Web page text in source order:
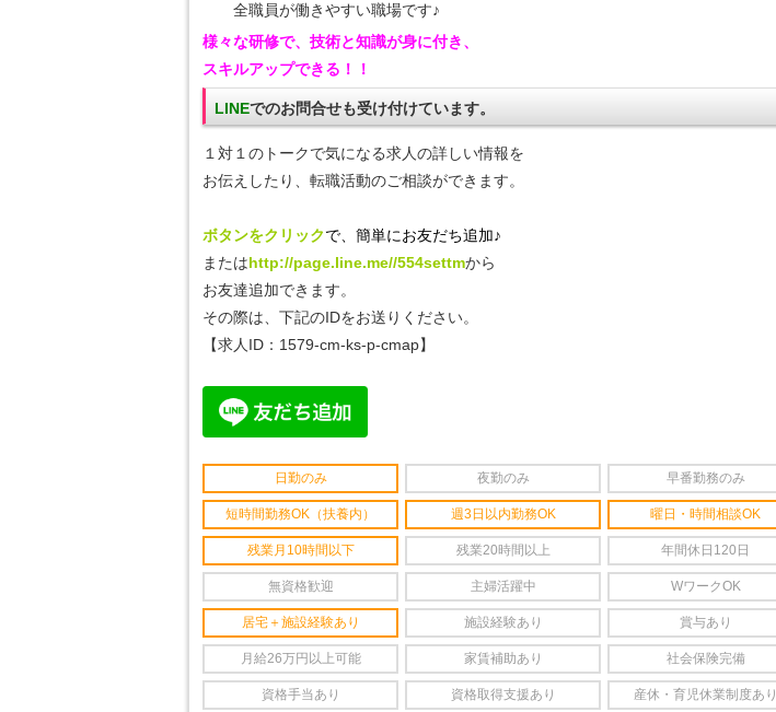
全職員が働きやすい職場です♪
様々な研修で、技術と知識が身に付き、
スキルアップできる！！
LINEでのお問合せも受け付けています。
１対１のトークで気になる求人の詳しい情報を
お伝えしたり、転職活動のご相談ができます。
ボタンをクリックで、簡単にお友だち追加♪
またはhttp://page.line.me//554settmから
お友達追加できます。
その際は、下記のIDをお送りください。
【求人ID：1579-cm-ks-p-cmap】
日勤のみ 夜勤のみ 早番勤務のみ
短時間勤務OK（扶養内） 週3日以内勤務OK 曜日・時間相談OK
残業月10時間以下 残業20時間以上 年間休日120日
無資格歓迎 主婦活躍中 WワークOK
居宅＋施設経験あり 施設経験あり 賞与あり
月給26万円以上可能 家賃補助あり 社会保険完備
資格手当あり 資格取得支援あり 産休・育児休業制度あり